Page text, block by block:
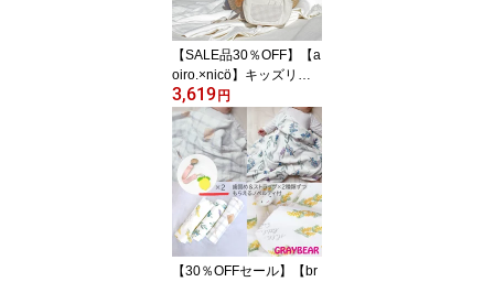
【SALE品30％OFF】【a
oiro.×nicö】キッズリュ
ック ベビーリュック ビ
スケット バッグ ファー
ストリュックおしゃれ ギ
フト 出産祝い 男の子 女
の子 プチギフト 1歳2歳
3歳 一升餅 ベージュ ユニ
セックス チェストベルト
付
3,619 円
【30％OFFセール】【br